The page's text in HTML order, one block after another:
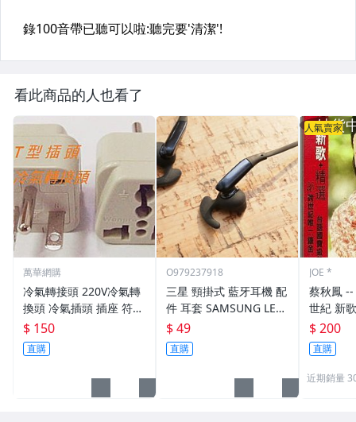
看此商品的人也看了
萬華網購
冷氣轉接頭 220V冷氣轉
換頭 冷氣插頭 插座 符合
安規 T型10A 萬用 轉接
插座 2P+E 轉換插頭
$ 150
直購
O979237918
三星 頸掛式 藍牙耳機 配
件 耳套 SAMSUNG LEVE
L U S6 EO BG920
$ 49
直購
人氣賣家
JOE *
蔡秋鳳 -- 紅色的玫瑰-跨
世紀 新歌＋
帶
$ 200
直購
近期銷量